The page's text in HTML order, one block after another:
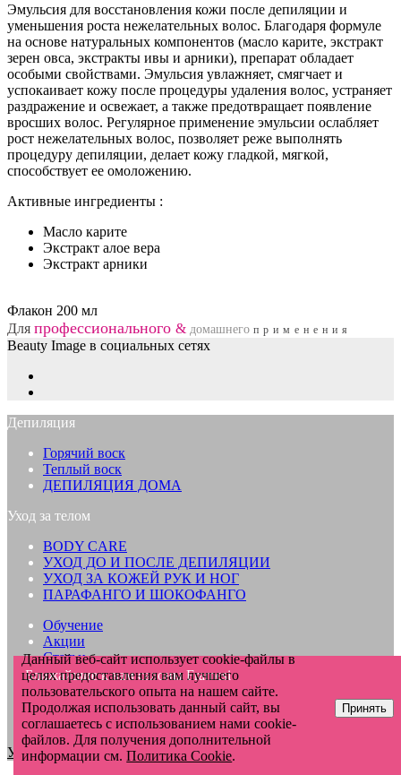
Эмульсия для восстановления кожи после депиляции и
уменьшения роста нежелательных волос. Благодаря формуле
на основе натуральных компонентов (масло карите, экстракт
зерен овса, экстракты ивы и арники), препарат обладает
особыми свойствами. Эмульсия увлажняет, смягчает и
успокаивает кожу после процедуры удаления волос, устраняет
раздражение и освежает, а также предотвращает появление
вросших волос. Регулярное применение эмульсии ослабляет
рост нежелательных волос, позволяет реже выполнять
процедуру депиляции, делает кожу гладкой, мягкой,
способствует ее омоложению.
Активные ингредиенты :
Масло карите
Экстракт алое вера
Экстракт арники
Флакон 200 мл
Для профессионального & домашнего применения
Beauty Image в социальных сетях
Ближайшие к вам салоны Framesi
Депиляция
Горячий воск
Теплый воск
ДЕПИЛЯЦИЯ ДОМА
Уход за телом
BODY CARE
УХОД ДО И ПОСЛЕ ДЕПИЛЯЦИИ
УХОД ЗА КОЖЕЙ РУК И НОГ
ПАРАФАНГО И ШОКОФАНГО
Обучение
Акции
Статьи
Купить
Компания
О компании
Контакты
Условия обработки персональных данных
Данный веб-сайт использует cookie-файлы в
целях предоставления вам лучшего
пользовательского опыта на нашем сайте.
Продолжая использовать данный сайт, вы
соглашаетесь с использованием нами cookie-
файлов. Для получения дополнительной
информации см.Политика Cookie.
Принять